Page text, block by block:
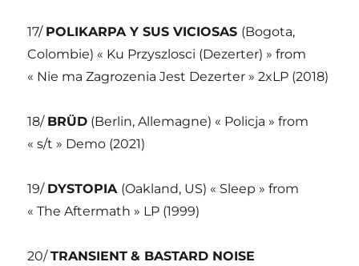
17/ POLIKARPA Y SUS VICIOSAS (Bogota,
Colombie) « Ku Przyszlosci (Dezerter) » from
« Nie ma Zagrozenia Jest Dezerter » 2xLP (2018)
18/ BRÜD (Berlin, Allemagne) « Policja » from
« s/t » Demo (2021)
19/ DYSTOPIA (Oakland, US) « Sleep » from
« The Aftermath » LP (1999)
20/TRANSIENT & BASTARD NOISE